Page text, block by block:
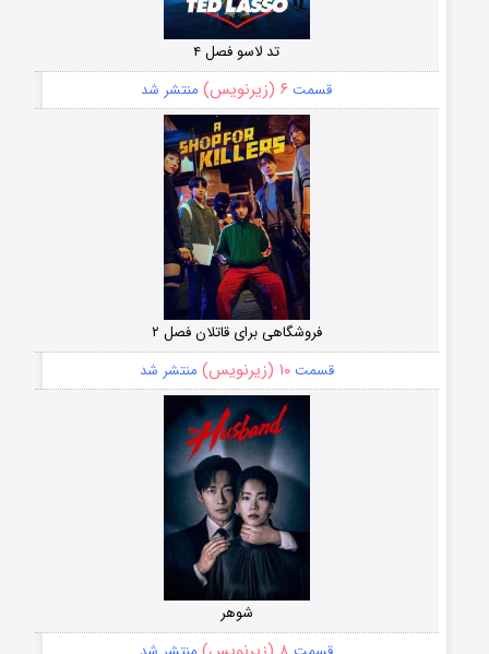
تد لاسو فصل ۴
قسمت ۶ (زیرنویس) منتشر شد
فروشگاهی برای قاتلان فصل ۲
قسمت۱۰ (زیرنویس) منتشر شد
شوهر